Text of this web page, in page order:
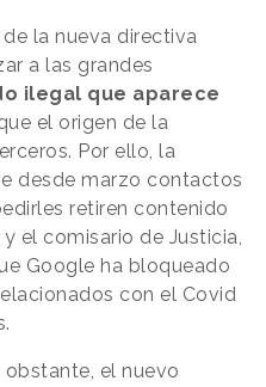
la nueva directiva
a las grandes
ilegal que aparece
el origen de la
Por ello, la
desde marzo contactos
retiren contenido
el comisario de Justicia,
Google ha bloqueado
con el Covid
obstante, el nuevo